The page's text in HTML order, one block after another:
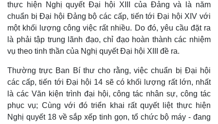
9
3
i
n
g
m
thực hiện Nghị quyết Đại hội XIII của Đảng và là năm
chuẩn bị Đại hội Đảng bộ các cấp, tiến tới Đại hội XIV với
một khối lượng công việc rất nhiều. Do đó, yêu cầu đặt ra
là phải tập trung lãnh đạo, chỉ đạo hoàn thành các nhiệm
vụ theo tinh thần của Nghị quyết Đại hội XIII đề ra.
Thường trực Ban Bí thư cho rằng, việc chuẩn bị Đại hội
các cấp, tiến tới Đại hội 14 sẽ có khối lượng rất lớn, nhất
là các Văn kiện trình đại hội, công tác nhân sự, công tác
phục vụ; Cùng với đó triển khai rất quyết liệt thực hiện
Nghị quyết 18 về sắp xếp tinh gọn, tổ chức bộ máy - đang